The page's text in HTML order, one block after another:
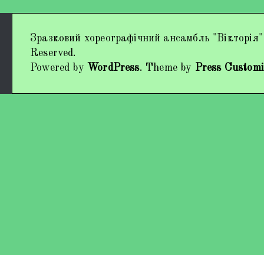
Наші виступи
Працівники колективу
Зразковий хореографічний ансамбль
Reserved.
Powered by WordPress. Theme by Press